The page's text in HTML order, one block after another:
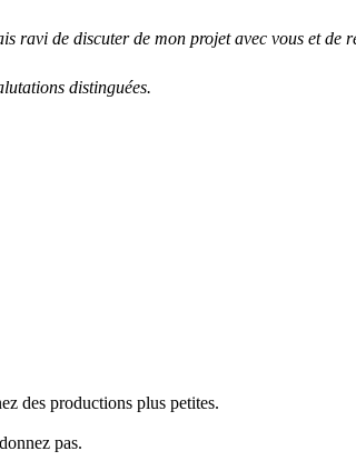
de discuter de mon projet avec vous et de
distinguées.
des productions plus petites.
pas.